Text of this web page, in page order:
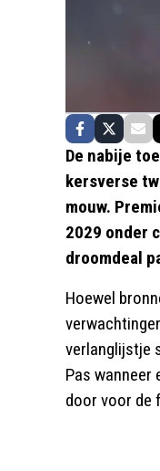
De nabije
kersverse
mouw.
2029 onder
droomdeal
Hoewel
verlanglijstje
Pas wanneer
door voor de